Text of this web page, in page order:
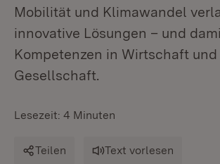
Mobilität und Klimawandel
innovative Lösungen – und
Kompetenzen in Wirtschaft und
Gesellschaft.
Lesezeit: 4 Minuten
Teilen Text vorlesen